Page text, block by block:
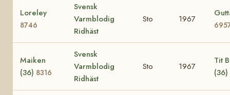
Loreley
8746
Svensk
Varmblodig
Ridhäst
Sto 1967
Maiken
(36) 8316
Svensk
Varmblodig
Ridhäst
Sto 1967
Tit
(36)